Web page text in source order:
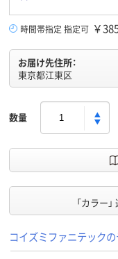
時間帯指定 指定可 ￥
お届け先住所：
東京都江東区
数量
「カラー
コイズミファニテック